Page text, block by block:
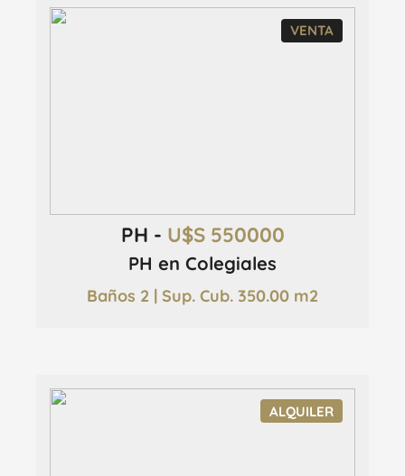
VENTA
PH - U$S 550000
PH en Colegiales
Baños 2 | Sup. Cub. 350.00 m2
ALQUILER